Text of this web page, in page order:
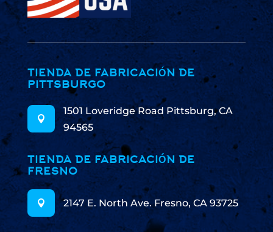
TIENDA DE FABRICACIÓN DE
PITTSBURGO

1501 Loveridge Road Pittsburg, CA
94565
TIENDA DE FABRICACIÓN DE
FRESNO
 2147 E. North Ave. Fresno, CA 93725